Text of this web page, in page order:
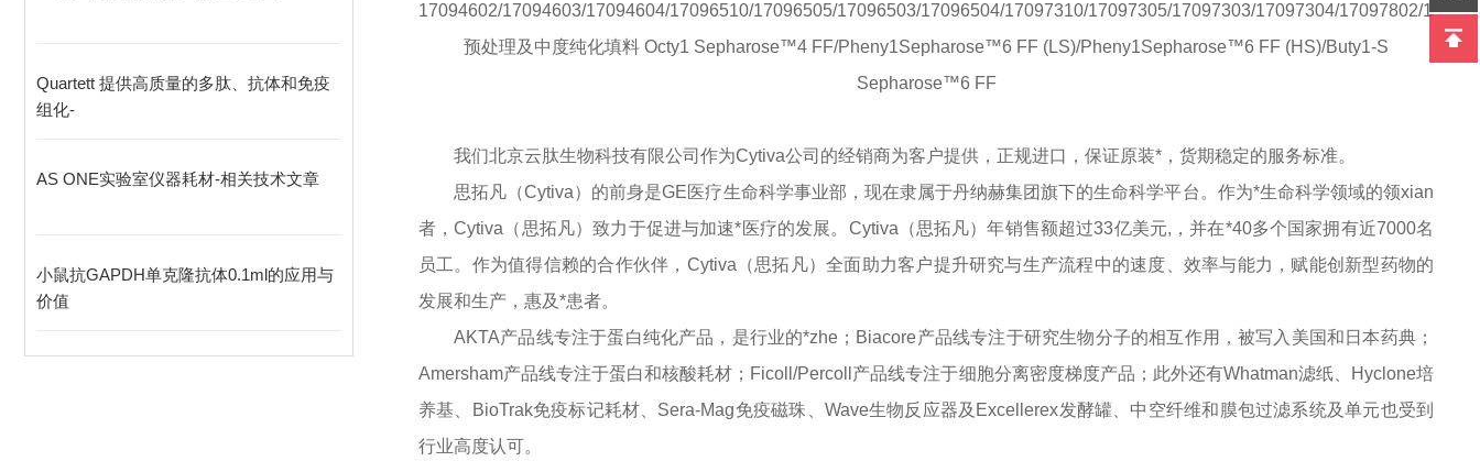
Quartett 提供高质量的多肽、抗体和免疫
组化-
AS ONE实验室仪器耗材-相关技术文章
小鼠抗GAPDH单克隆抗体0.1ml的应用与
价值
17094602/17094603/17094604/17096510/17096505/17096503/17096504/17097310/17097305/17097303/17097304/17097802/
预处理及中度纯化填料 Octy1 Sepharose™4 FF/Pheny1Sepharose™6 FF (LS)/Pheny1Sepharose™6 FF (HS)/Buty1-S
Sepharose™6 FF
我们北京云肽生物科技有限公司作为Cytiva公司的经销商为客户提供，正规进口，保证原装*，货期稳定的服务标准。
思拓凡（Cytiva）的前身是GE医疗生命科学事业部，现在隶属于丹纳赫集团旗下的生命科学平台。作为*生命科学领域的领xian
者，Cytiva（思拓凡）致力于促进与加速*医疗的发展。Cytiva（思拓凡）年销售额超过33亿美元,，并在*40多个国家拥有近7000名
员工。作为值得信赖的合作伙伴，Cytiva（思拓凡）全面助力客户提升研究与生产流程中的速度、效率与能力，赋能创新型药物的
发展和生产，惠及*患者。
AKTA产品线专注于蛋白纯化产品，是行业的*zhe；Biacore产品线专注于研究生物分子的相互作用，被写入美国和日本药典；
Amersham产品线专注于蛋白和核酸耗材；Ficoll/Percoll产品线专注于细胞分离密度梯度产品；此外还有Whatman滤纸、Hyclone培
养基、BioTrak免疫标记耗材、Sera-Mag免疫磁珠、Wave生物反应器及Excellerex发酵罐、中空纤维和膜包过滤系统及单元也受到
行业高度认可。